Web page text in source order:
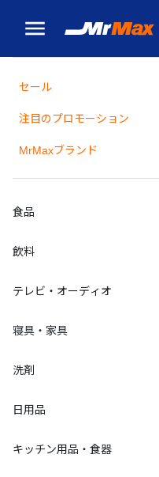
セール
注目のプロモーション
MrMaxブランド
食品
飲料
テレビ・オーディオ
寝具・家具
洗剤
日用品
キッチン用品・食器